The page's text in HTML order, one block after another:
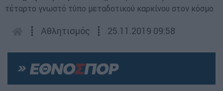
τέταρτο γνωστό τύπο μεταδοτικού καρκίνου στον κόσμο
┋ Αθλητισμός ┋ 25.11.2019 09:58